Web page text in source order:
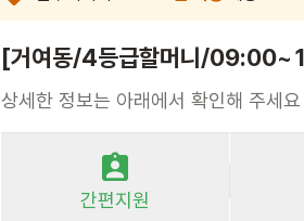
[거여동/4등급할머니/
상세한 정보는 아래에서 확인해 주세요
간편지원